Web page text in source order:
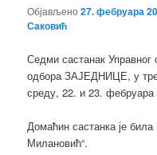
Објављено27. фебруара
Саковић
Седми састанак Управног
одбора ЗАЈЕДНИЦЕ, у
среду, 22. и 23.
Домаћин састанка је
Милановић“.